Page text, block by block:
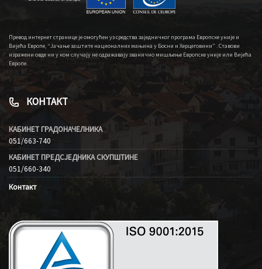
Превод интернет странице је омогућен уз средства заједничког програма Европске уније и
Вијећа Европе, “Јачање заштите националних мањина у Босни и Херцеговини” . Ставови
изражени овде ни у ком случају не одражавају званично мишљење Европске уније или Вијећа
Европе.
КОНТАКТ
КАБИНЕТ ГРАДОНАЧЕЛНИКА
051/663-740
КАБИНЕТ ПРЕДСЈЕДНИКА СКУПШТИНЕ
051/660-340
Контакт